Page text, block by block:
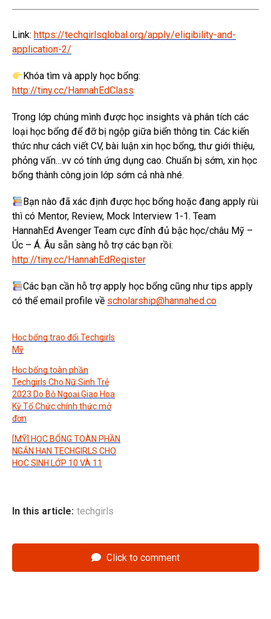
Link: https://techgirlsglobal.org/apply/eligibility-and-
application-2/
Khóa tìm và apply học bổng:
http://tiny.cc/HannahEdClass
Trong lớp chúng mình được học insights và phân tích các
loại học bổng để đỡ bị ngộp giữa biển thông tin. Các kiến
thức như cách viết CV, bài luận xin học bổng, thư giới thiệu,
phỏng vấn…vv có tính ứng dụng cao. Chuẩn bị sớm, xin học
bổng thành công join lớp sớm cả nhà nhé.
Bạn nào đã xác định được học bổng hoặc đang apply rùi
thì có Mentor, Review, Mock Interview 1-1. Team
HannahEd Avenger Team cực đỉnh đủ bậc học/châu Mỹ –
Úc – Á. Âu sẵn sàng hỗ trợ các bạn rồi:
http://tiny.cc/HannahEdRegister
Các bạn cần hỗ trợ apply học bổng cũng như tips apply
có thể email profile về scholarship@hannahed.co
Học bổng trao đổi Techgirls
Mỹ
Học bổng toàn phần
Techgirls Cho Nữ Sinh Trẻ
2023 Do Bộ Ngoại Giao Hoa
Kỳ Tổ Chức chính thức mở
đơn
[MỸ] HỌC BỔNG TOÀN PHẦN
NGẮN HẠN TECHGIRLS CHO
HỌC SINH LỚP 10 VÀ 11
In this article: techgirls
Click to comment